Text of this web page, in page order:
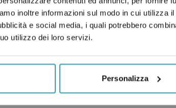
inoltre informazioni sul modo in cui utilizza
e social media, i quali potrebbero
utilizzo dei loro servizi.
Personalizza
proviamo a capire perché le
genere sono anche una questione
un esempio .